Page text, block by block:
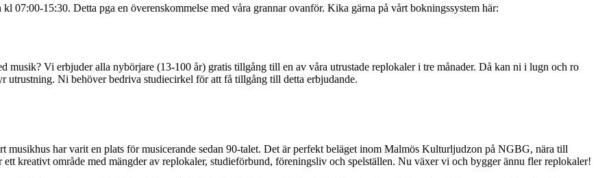
07:00-15:30. Detta pga en överenskommelse med våra grannar ovanför. Kika gärna på vårt bokningssystem här:
musik? Vi erbjuder alla nybörjare (13-100 år) gratis tillgång till en av våra utrustade replokaler i tre månader. Då kan ni i lugn och ro
utrustning. Ni behöver bedriva studiecirkel för att få tillgång till detta erbjudande.
har varit en plats för musicerande sedan 90-talet. Det är perfekt beläget inom Malmös Kulturljudzon på NGBG, nära till
kreativt område med mängder av replokaler, studieförbund, föreningsliv och spelställen. Nu växer vi och bygger ännu fler replokaler!